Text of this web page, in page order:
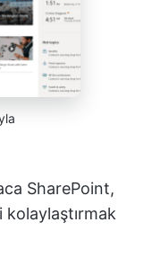
SharePoint,
kolaylaştırmak